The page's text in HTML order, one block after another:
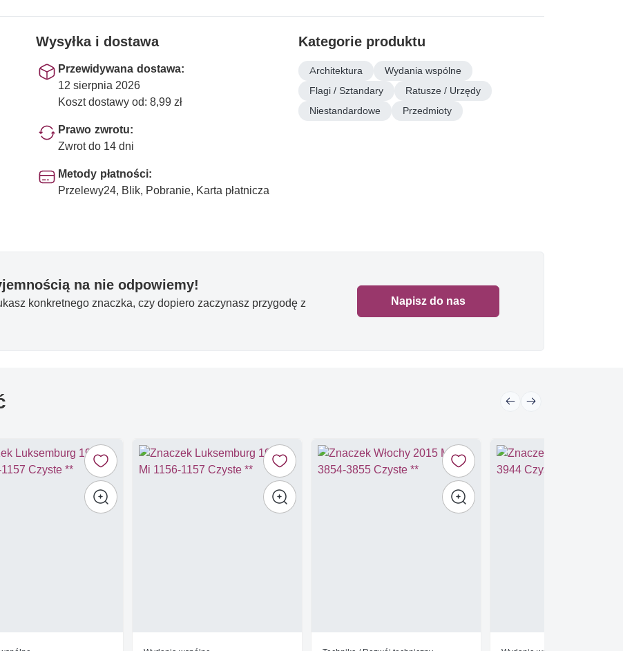
Wysyłka i dostawa
Przewidywana dostawa:
12 sierpnia 2026
Koszt dostawy od: 8,99 zł
Prawo zwrotu:
Zwrot do 14 dni
Metody płatności:
Przelewy24, Blik, Pobranie, Karta płatnicza
Kategorie produktu
Architektura
Wydania wspólne
Flagi / Sztandary
Ratusze / Urzędy
Niestandardowe
Przedmioty
na nie odpowiemy!
konkretnego znaczka, czy dopiero zaczynasz przygodę z
Napisz do nas